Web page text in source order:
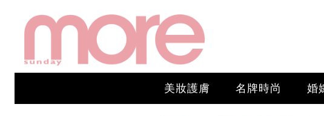
美妝護膚 名牌時尚 婚